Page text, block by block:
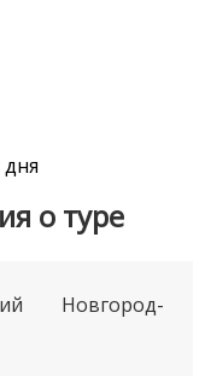
дня
о туре
Новгород-